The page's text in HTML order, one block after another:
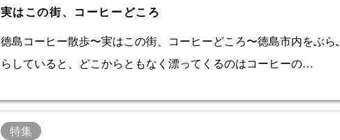
実はこの街、コーヒーどころ
徳島コーヒー散歩〜実はこの街、コーヒーどころ〜徳島市内をぶら
らしていると、どこからともなく漂ってくるのはコーヒーの…
特集